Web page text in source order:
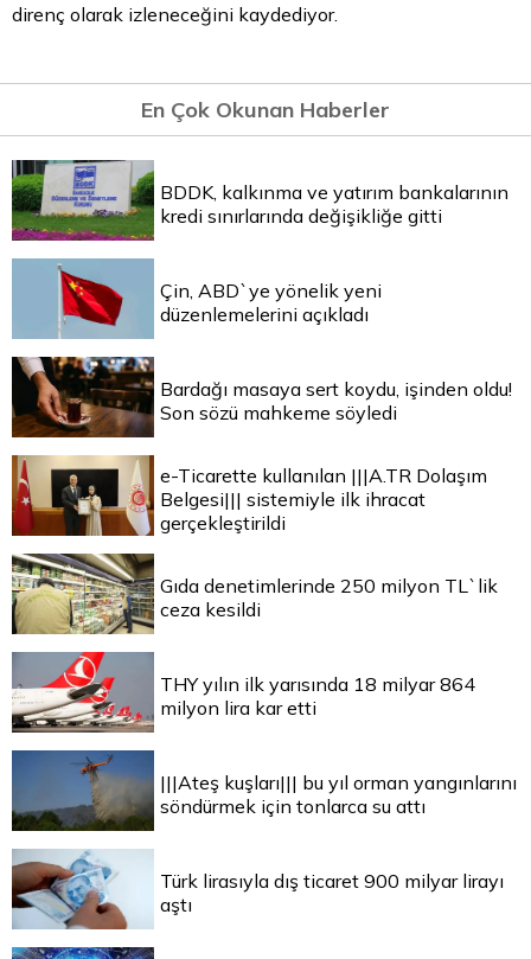
direnç olarak izleneceğini kaydediyor.
En Çok Okunan Haberler
BDDK, kalkınma ve yatırım bankalarının
kredi sınırlarında değişikliğe gitti
Çin, ABD`ye yönelik yeni
düzenlemelerini açıkladı
Bardağı masaya sert koydu, işinden oldu!
Son sözü mahkeme söyledi
e-Ticarette kullanılan |||A.TR Dolaşım
Belgesi||| sistemiyle ilk ihracat
gerçekleştirildi
Gıda denetimlerinde 250 milyon TL`lik
ceza kesildi
THY yılın ilk yarısında 18 milyar 864
milyon lira kar etti
|||Ateş kuşları||| bu yıl orman yangınlarını
söndürmek için tonlarca su attı
Türk lirasıyla dış ticaret 900 milyar lirayı
aştı